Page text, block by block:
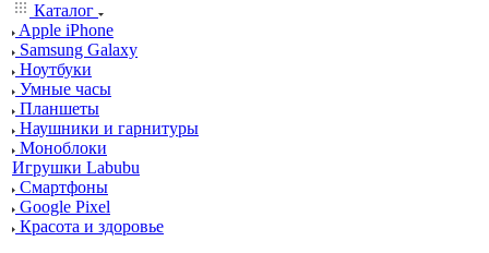
Каталог
Apple iPhone
Samsung Galaxy
Ноутбуки
Умные часы
Планшеты
Наушники и гарнитуры
Моноблоки
Игрушки Labubu
Смартфоны
Google Pixel
Красота и здоровье